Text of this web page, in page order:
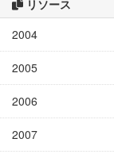
リソース
2004
2005
2006
2007